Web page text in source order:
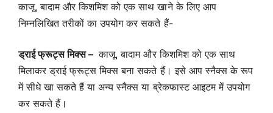
काजू, बादाम और किशमिश को एक साथ खाने के लिए आप
निम्नलिखित तरीकों का उपयोग कर सकते हैं-
ड्राई फ्रूट्स मिक्स – काजू, बादाम और किशमिश को एक साथ
मिलाकर ड्राई फ्रूट्स मिक्स बना सकते हैं। इसे आप स्नैक्स के रूप
में सीधे खा सकते हैं या अन्य स्नैक्स या ब्रेकफास्ट आइटम में उपयोग
कर सकते हैं।